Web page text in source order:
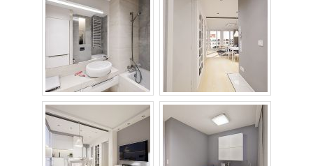
AIG Investment
Kontakt